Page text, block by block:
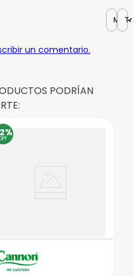
un comentario.
Más
PODRÍAN